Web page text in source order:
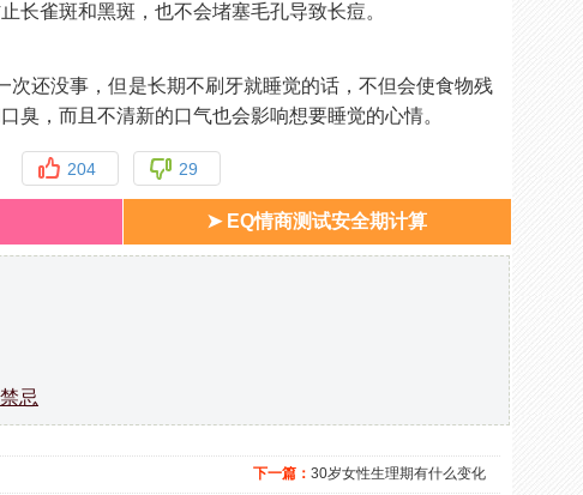
长雀斑和黑斑，也不会堵塞毛孔导致长痘。
次还没事，但是长期不刷牙就睡觉的话，不但会使食物残
臭，而且不清新的口气也会影响想要睡觉的心情。
204 29
➤ EQ情商测试安全期计算
忌
下一篇： 30岁女性生理期有什么变化